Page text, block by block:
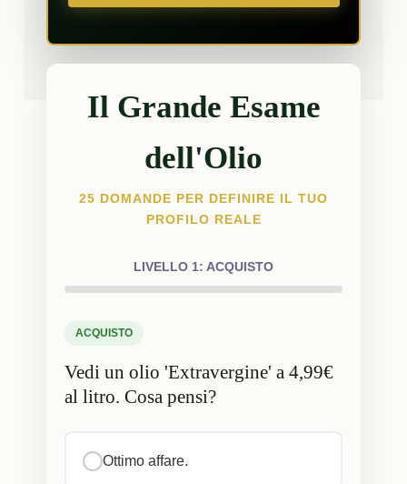
Il Grande Esame
dell'Olio
25 DOMANDE PER DEFINIRE IL TUO
PROFILO REALE
LIVELLO 1: ACQUISTO
ACQUISTO
Vedi un olio 'Extravergine' a 4,99€
al litro. Cosa pensi?
Ottimo affare.